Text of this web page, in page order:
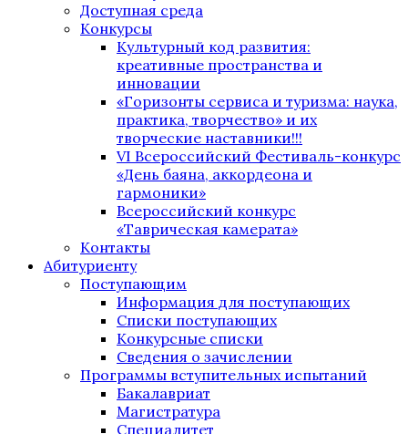
Доступная среда
Конкурсы
Культурный код развития:
креативные пространства и
инновации
«Горизонты сервиса и туризма: наука,
практика, творчество» и их
творческие наставники!!!
VI Всероссийский Фестиваль-конкурс
«День баяна, аккордеона и
гармоники»
Всероссийский конкурс
«Таврическая камерата»
Контакты
Абитуриенту
Поступающим
Информация для поступающих
Списки поступающих
Конкурсные списки
Сведения о зачислении
Программы вступительных испытаний
Бакалавриат
Магистратура
Специалитет